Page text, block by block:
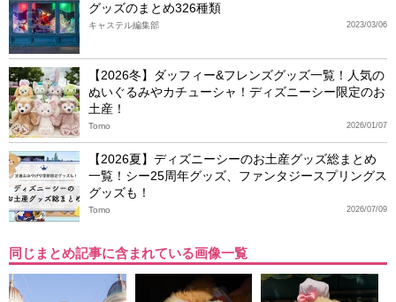
グッズのまとめ326種類
2023/03/06
キャステル編集部
【2026冬】ダッフィー&フレンズグッズ一覧！人気の
ぬいぐるみやカチューシャ！ディズニーシー限定のお
土産！
2026/01/07
Tomo
【2026夏】ディズニーシーのお土産グッズ総まとめ
一覧！シー25周年グッズ、ファンタジースプリングス
グッズも！
2026/07/09
Tomo
同じまとめ記事に含まれている画像一覧